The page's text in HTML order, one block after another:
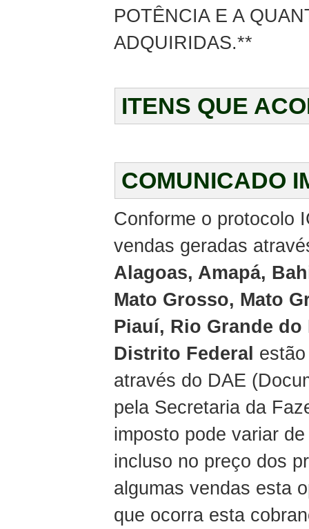
POTÊNCIA E A
ADQUIRIDAS.**
ITENS QUE
COMUNICADO
Conforme o protocolo
vendas geradas
Alagoas, Amapá,
Mato Grosso, Mato
Piauí, Rio Grande
Distrito Federal
através do DAE
pela Secretaria da
imposto pode variar
incluso no preço dos
algumas vendas esta
que ocorra esta